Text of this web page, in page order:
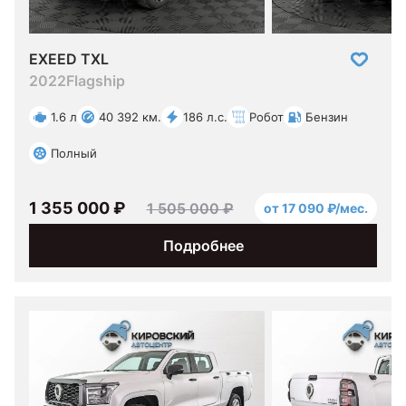
EXEED TXL
2022Flagship
1.6 л 40 392 км. 186 л.с. Робот Бензин
Полный
Подробнее
1 355 000 ₽ 1 505 000 ₽ от 17 090 ₽/мес.